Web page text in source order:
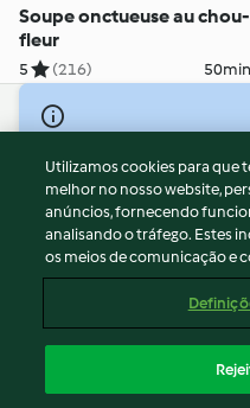
Soupe onctueuse au chou-
fleur
5 (216) 50min
© Copyright 2026
Termos de Utilização
Aviso sobre Proteção de Dados
Aviso
Apoio legal
Conteúdo do relatório
Declaração de acessibilidade
Utilizamos cookies para que
melhor no nosso website,
anúncios, fornecendo
analisando o tráfego. Estes
os meios de comunicação e